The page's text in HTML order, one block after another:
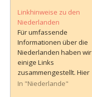
Reiseverlauf. Hinweise
zur Buchung finden sich
am Ende dieser Seite.
Linkhinweise zu den
Niederlanden
Für umfassende
Informationen über die
Niederlanden haben wir
einige Links
zusammengestellt. Hier
finden sich nützliche
In "Niederlande"